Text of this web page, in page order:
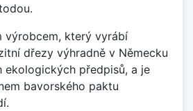
výrobcem, který vyrábí
dřezy výhradně v Německu
ekologických předpisů, a je
bavorského paktu